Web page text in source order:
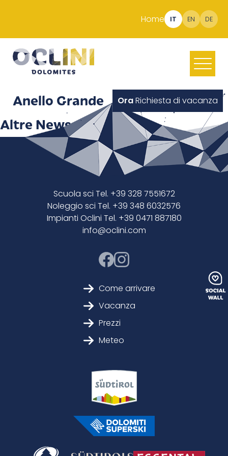
Home IT EN DE
OraRichiesta di vacanza
Anello Grande
Altre News
Scuola sci Tel. +39 328 7551672
Noleggio sci Tel. +39 348 6032576
Impianti Oclini Tel. +39 0471 887180
info@oclini.com
Come arrivare
Vacanza
Prezzi
Meteo